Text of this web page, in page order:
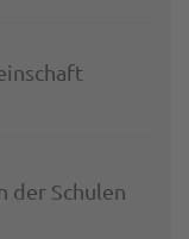
der Schulen